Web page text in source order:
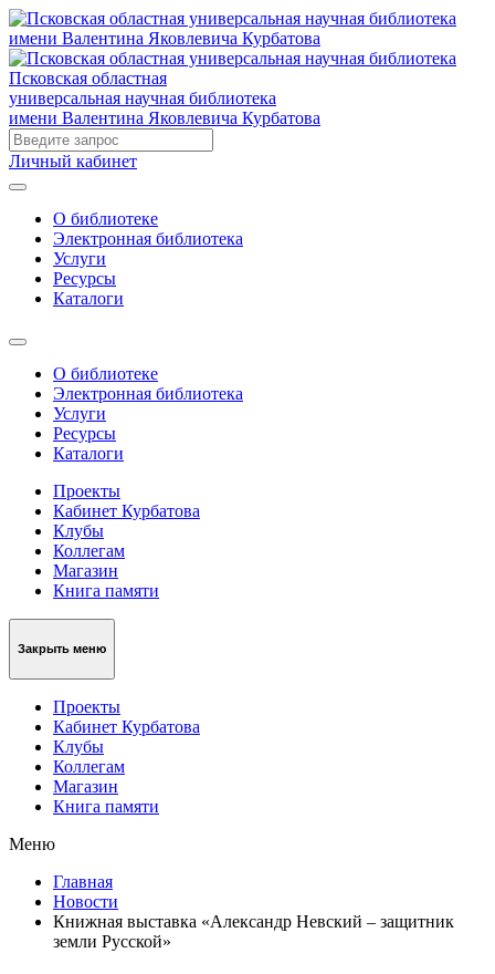
Псковская областная
универсальная научная библиотека
имени Валентина Яковлевича Курбатова
Личный кабинет
О библиотеке
Электронная библиотека
Услуги
Ресурсы
Каталоги
О библиотеке
Электронная библиотека
Услуги
Ресурсы
Каталоги
Проекты
Кабинет Курбатова
Клубы
Коллегам
Магазин
Книга памяти
Закрыть меню
Проекты
Кабинет Курбатова
Клубы
Коллегам
Магазин
Книга памяти
Меню
Главная
Новости
Книжная выставка «Александр Невский – защитник
земли Русской»